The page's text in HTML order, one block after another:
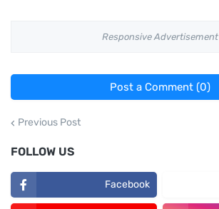
Responsive Advertisement
Post a Comment (0)
Previous Post
FOLLOW US
Facebook